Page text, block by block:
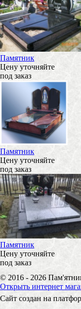
Памятник
Цену уточняйте
под заказ
Памятник
Цену уточняйте
под заказ
Памятник
Цену уточняйте
под заказ
© 2016 - 2026
Открыть интернет
Сайт создан на